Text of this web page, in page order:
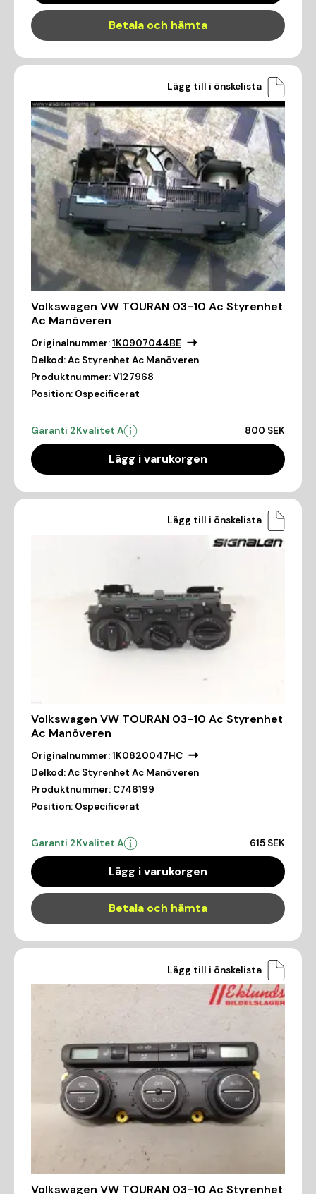
Betala och hämta
Lägg till i önskelista
Volkswagen VW TOURAN 03-10 Ac Styrenhet
Ac Manöveren
Originalnummer:1K0907044BE
Delkod:Ac Styrenhet Ac Manöveren
Produktnummer:V127968
Position: Ospecificerat
Garanti 2Kvalitet A 800 SEK
Lägg i varukorgen
Lägg till i önskelista
Volkswagen VW TOURAN 03-10 Ac Styrenhet
Ac Manöveren
Originalnummer:1K0820047HC
Delkod:Ac Styrenhet Ac Manöveren
Produktnummer: C746199
Position: Ospecificerat
Garanti 2Kvalitet A 615 SEK
Lägg i varukorgen
Betala och hämta
Lägg till i önskelista
Volkswagen VW TOURAN 03-10 Ac Styrenhet